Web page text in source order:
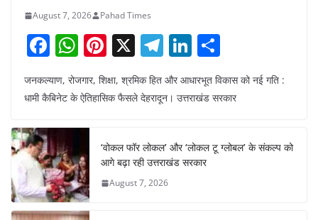
August 7, 2026 Pahad Times
F
c
b
o
o
k
W
at
s
A
p
p
Pi
er
st
X T
el
e
a
m
Li
k
dI
n
h
ar
जनकल्याण, रोजगार, शिक्षा, श्रमिक हित और आधारभूत विकास को नई गति :
धामी कैबिनेट के ऐतिहासिक फैसले देहरादून। उत्तराखंड सरकार
‘वोकल फॉर लोकल’ और ‘लोकल टू ग्लोबल’ के संकल्प को
आगे बढ़ा रही उत्तराखंड सरकार
August 7, 2026